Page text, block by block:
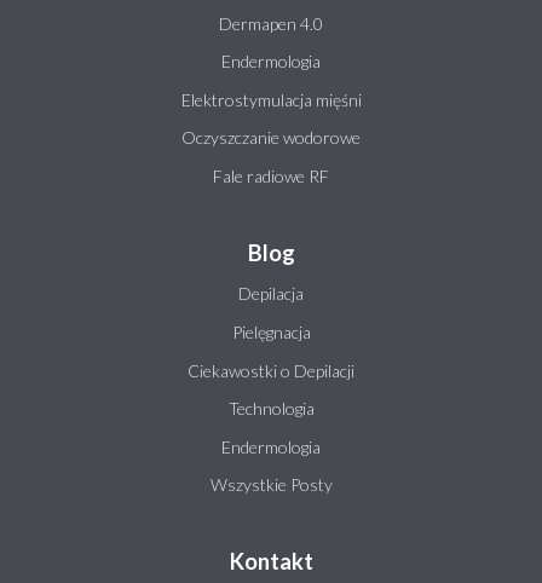
Dermapen 4.0
Endermologia
Elektrostymulacja mięśni
Oczyszczanie wodorowe
Fale radiowe RF
Blog
Depilacja
Pielęgnacja
Ciekawostki o Depilacji
Technologia
Endermologia
Wszystkie Posty
Kontakt